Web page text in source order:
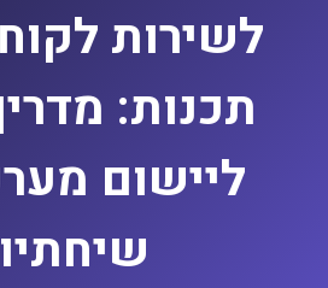
לשירות
תכנות: